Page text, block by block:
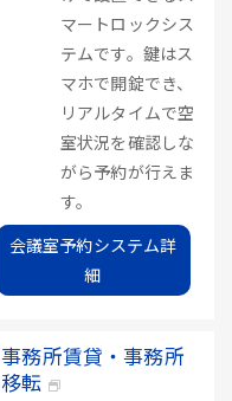
マートロックシス
テムです。鍵はス
マホで開錠でき、
リアルタイムで空
室状況を確認しな
がら予約が行えま
す。
会議室予約システム詳
細
事務所賃貸・事務所
移転